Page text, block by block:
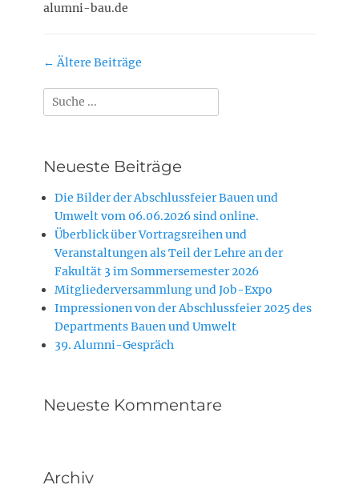
alumni-bau.de
Beitragsnavigation
← Ältere Beiträge
Suchen
nach:
Neueste Beiträge
Die Bilder der Abschlussfeier Bauen und
Umwelt vom 06.06.2026 sind online.
Überblick über Vortragsreihen und
Veranstaltungen als Teil der Lehre an der
Fakultät 3 im Sommersemester 2026
Mitgliederversammlung und Job-Expo
Impressionen von der Abschlussfeier 2025 des
Departments Bauen und Umwelt
39. Alumni-Gespräch
Neueste Kommentare
Archiv